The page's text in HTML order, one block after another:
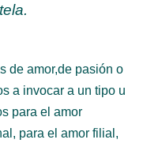
de amor,de pasión o
a invocar a un tipo u
para el amor
para el amor filial,